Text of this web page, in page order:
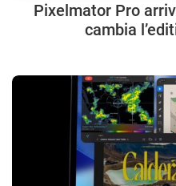
Pixelmator Pro
cambia